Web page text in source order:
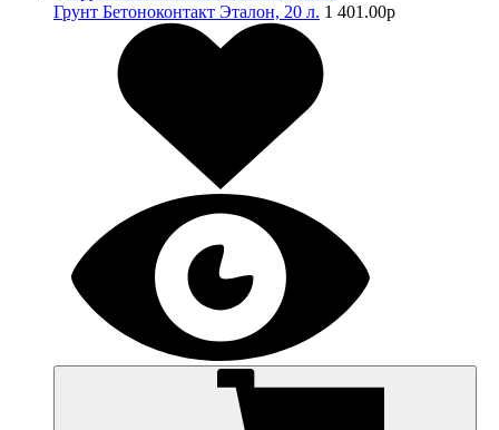
Грунт Бетоноконтакт Эталон, 20 л. 1 401.00p